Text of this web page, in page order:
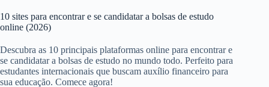
10 sites para encontrar e se candidatar a bolsas de estudo
online (2026)
Descubra as 10 principais plataformas online para encontrar e
se candidatar a bolsas de estudo no mundo todo. Perfeito para
estudantes internacionais que buscam auxílio financeiro para
sua educação. Comece agora!